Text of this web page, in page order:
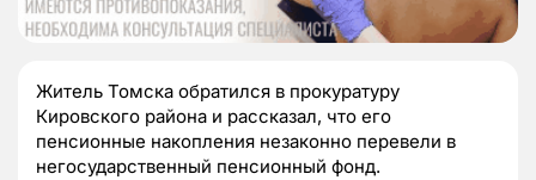
Житель Томска обратился в прокуратуру
Кировского района и рассказал, что его
пенсионные накопления незаконно перевели в
негосударственный пенсионный фонд.